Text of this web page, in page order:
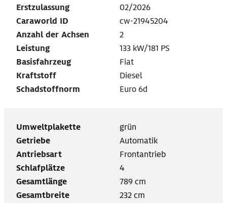
Erstzulassung
02/2026
Caraworld ID
cw-21945204
Anzahl der Achsen
2
Leistung
133 kW/181 PS
Basisfahrzeug
Fiat
Kraftstoff
Diesel
Schadstoffnorm
Euro 6d
Umweltplakette
grün
Getriebe
Automatik
Antriebsart
Frontantrieb
Schlafplätze
4
Gesamtlänge
789 cm
Gesamtbreite
232 cm